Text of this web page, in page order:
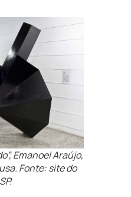
Emanoel Araújo,
Fonte: site do